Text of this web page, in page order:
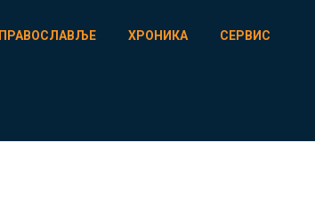
ПРАВОСЛАВЉЕ ХРОНИКА СЕРВИС